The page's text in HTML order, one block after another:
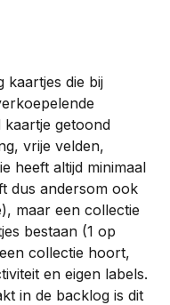
kaartjes die bij
getoond
vrije velden,
heeft altijd minimaal
dus andersom ook
maar een collectie
bestaan (1 op
collectie hoort,
en eigen labels.
in de backlog is dit